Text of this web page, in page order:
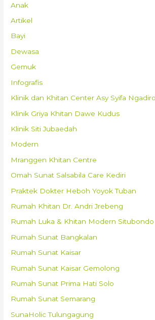
Anak
Artikel
Bayi
Dewasa
Gemuk
Infografis
Klinik dan Khitan Center Asy Syifa
Klinik Griya Khitan Dawe Kudus
Klinik Siti Jubaedah
Modern
Mranggen Khitan Centre
Omah Sunat Salsabila Care Kediri
Praktek Dokter Heboh Yoyok Tuban
Rumah Khitan Dr. Andri Jrebeng
Rumah Luka & Khitan Modern Situbondo
Rumah Sunat Bangkalan
Rumah Sunat Kaisar
Rumah Sunat Kaisar Gemolong
Rumah Sunat Prima Hati Solo
Rumah Sunat Semarang
SunaHolic Tulungagung